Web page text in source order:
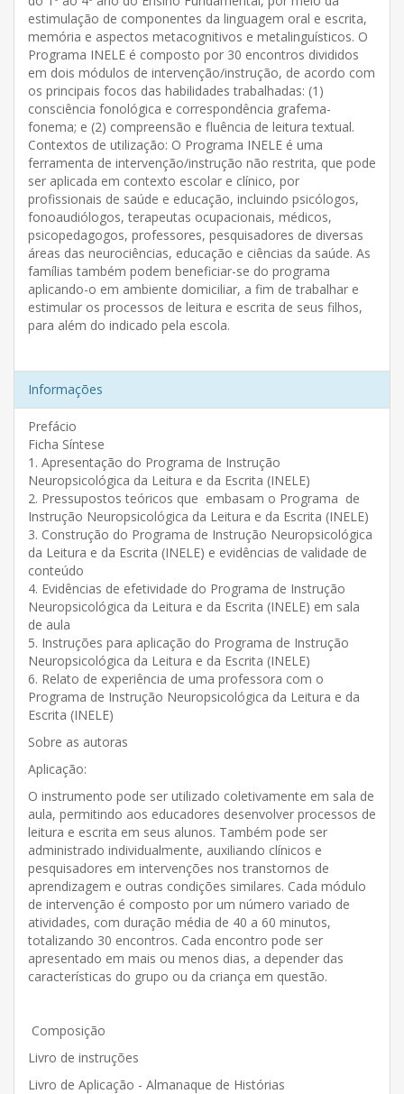
estimulação de componentes da linguagem oral e escrita,
memória e aspectos metacognitivos e metalinguísticos. O
Programa INELE é composto por 30 encontros divididos
em dois módulos de intervenção/instrução, de acordo com
os principais focos das habilidades trabalhadas: (1)
consciência fonológica e correspondência grafema-
fonema; e (2) compreensão e fluência de leitura textual.
Contextos de utilização: O Programa INELE é uma
ferramenta de intervenção/instrução não restrita, que pode
ser aplicada em contexto escolar e clínico, por
profissionais de saúde e educação, incluindo psicólogos,
fonoaudiólogos, terapeutas ocupacionais, médicos,
psicopedagogos, professores, pesquisadores de diversas
áreas das neurociências, educação e ciências da saúde. As
famílias também podem beneficiar-se do programa
aplicando-o em ambiente domiciliar, a fim de trabalhar e
estimular os processos de leitura e escrita de seus filhos,
para além do indicado pela escola.
Informações
Prefácio
Ficha Síntese
1. Apresentação do Programa de Instrução
Neuropsicológica da Leitura e da Escrita (INELE)
2. Pressupostos teóricos que embasam o Programa de
Instrução Neuropsicológica da Leitura e da Escrita (INELE)
3. Construção do Programa de Instrução Neuropsicológica
da Leitura e da Escrita (INELE) e evidências de validade de
conteúdo
4. Evidências de efetividade do Programa de Instrução
Neuropsicológica da Leitura e da Escrita (INELE) em sala
de aula
5. Instruções para aplicação do Programa de Instrução
Neuropsicológica da Leitura e da Escrita (INELE)
6. Relato de experiência de uma professora com o
Programa de Instrução Neuropsicológica da Leitura e da
Escrita (INELE)
Sobre as autoras
Aplicação:
O instrumento pode ser utilizado coletivamente em sala de
aula, permitindo aos educadores desenvolver processos de
leitura e escrita em seus alunos. Também pode ser
administrado individualmente, auxiliando clínicos e
pesquisadores em intervenções nos transtornos de
aprendizagem e outras condições similares. Cada módulo
de intervenção é composto por um número variado de
atividades, com duração média de 40 a 60 minutos,
totalizando 30 encontros. Cada encontro pode ser
apresentado em mais ou menos dias, a depender das
características do grupo ou da criança em questão.
Composição
Livro de instruções
Livro de Aplicação - Almanaque de Histórias